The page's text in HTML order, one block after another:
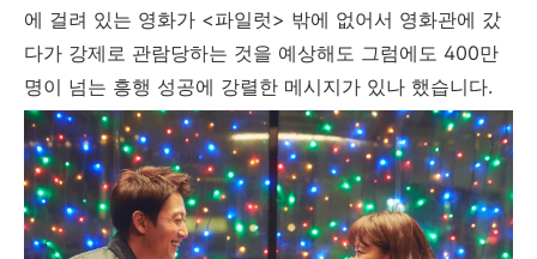
에 걸려 있는 영화가 <파일럿> 밖에 없어서 영화관에 갔
다가 강제로 관람당하는 것을 예상해도 그럼에도 400만
명이 넘는 흥행 성공에 강렬한 메시지가 있나 했습니다.